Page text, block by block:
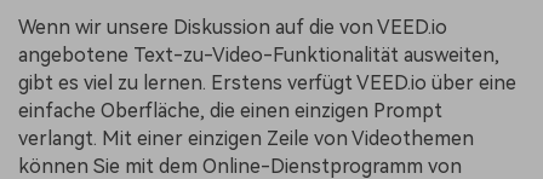
Wenn wir unsere Diskussion auf die von VEED.io
angebotene Text-zu-Video-Funktionalität ausweiten,
gibt es viel zu lernen. Erstens verfügt VEED.io über eine
einfache Oberfläche, die einen einzigen Prompt
verlangt. Mit einer einzigen Zeile von Videothemen
können Sie mit dem Online-Dienstprogramm von